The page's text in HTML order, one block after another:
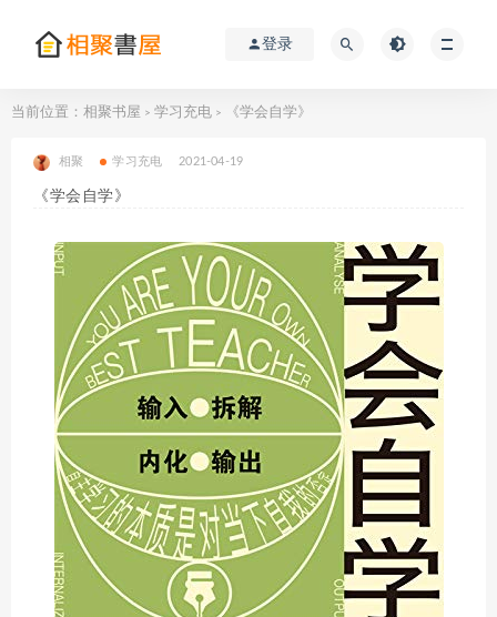
登录
当前位置： 相聚书屋 > 学习充电 > 《学会自学》
相聚 学习充电 2021-04-19
《学会自学》